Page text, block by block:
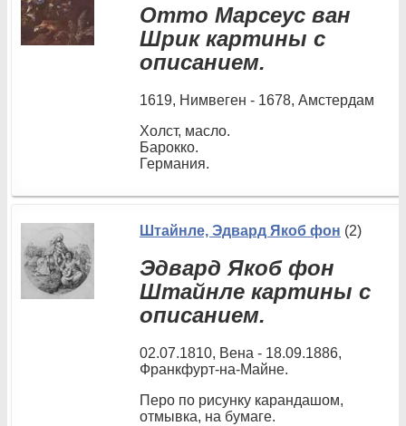
Отто Марсеус ван
Шрик картины с
описанием.
1619, Нимвеген - 1678, Амстердам
Холст, масло.
Барокко.
Германия.
Штайнле, Эдвард Якоб фон (2)
Эдвард Якоб фон
Штайнле картины с
описанием.
02.07.1810, Вена - 18.09.1886,
Франкфурт-на-Майне.
Перо по рисунку карандашом,
отмывка, на бумаге.